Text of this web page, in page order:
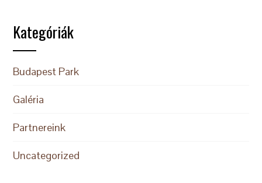
Kategóriák
Budapest Park
Galéria
Partnereink
Uncategorized